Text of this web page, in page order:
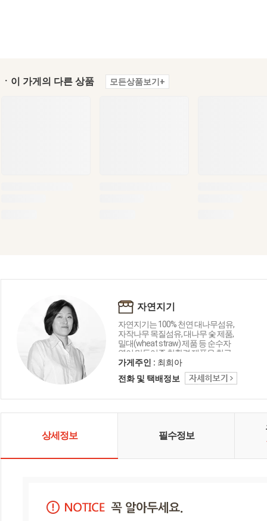
ㆍ이 가게의 다른 상품 모든상품보기+
자연지기
자연지기는 100% 천연 대나무섬유,
자작나무 목질섬유, 대나무 숯 제품,
밀대(wheat straw) 제품 등 순수자
연이 만들어준 친환경 제품을 취급
하는 기업입니다. 앞으로도 노케미
(No-chemi) 주의 착한 제품을 개발하
는 자연지기가 되도록 하겠습니다.
가게주인 : 최희아
전화 및 택배정보
상세정보 필수정보